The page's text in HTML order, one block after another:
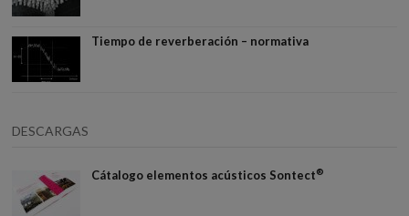
Tiempo de reverberación – normativa
DESCARGAS
Cátalogo elementos acústicos Sontect®